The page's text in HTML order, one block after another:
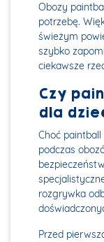
Obozy
potrzebę.
świeżym
szybko
ciekawsze
Czy
dla
Choć
podczas
rozgrywka
Przed